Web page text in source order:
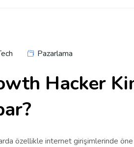
Pazarlama
Hacker
özellikle internet girişimlerinde